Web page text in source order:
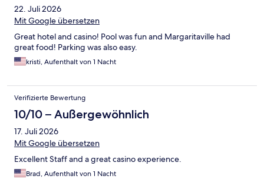
22. Juli 2026
Mit Google übersetzen
Great hotel and casino! Pool was fun and Margaritaville had
great food! Parking was also easy.
kristi, Aufenthalt von 1 Nacht
Verifizierte Bewertung
10/10 – Außergewöhnlich
17. Juli 2026
Mit Google übersetzen
Excellent Staff and a great casino experience.
Brad, Aufenthalt von 1 Nacht